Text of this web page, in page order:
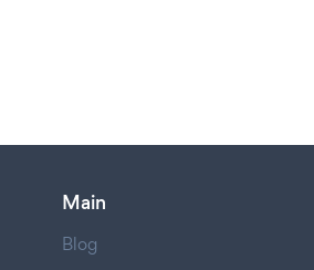
Main
Blog